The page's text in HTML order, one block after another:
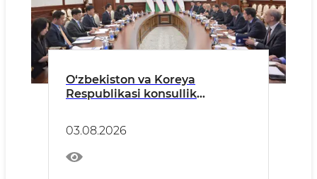
O‘zbekiston va Koreya
Respublikasi konsullik
imkoniyatlarini kengaytirish
masalalari muhokama qilindi
03.08.2026